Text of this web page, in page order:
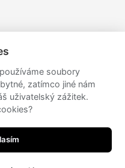
kolektivy/osobnosti,
roku soubory
zatímco jiné nám
uživatelský zážitek.